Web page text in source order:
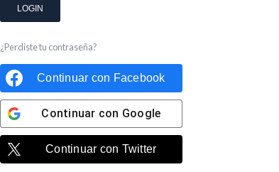
LOGIN
¿Perdiste tu contraseña?
Continuar con Facebook
Continuar con Google
Continuar con Twitter